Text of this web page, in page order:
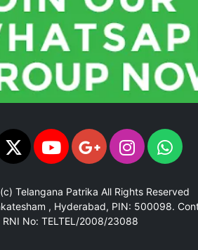
Telangana Patrika All Rights Reserved
, Hyderabad, PIN: 500098.
RNI No: TELTEL/2008/23088